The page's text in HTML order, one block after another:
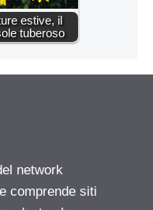
estive, il
tuberoso
network
comprende siti